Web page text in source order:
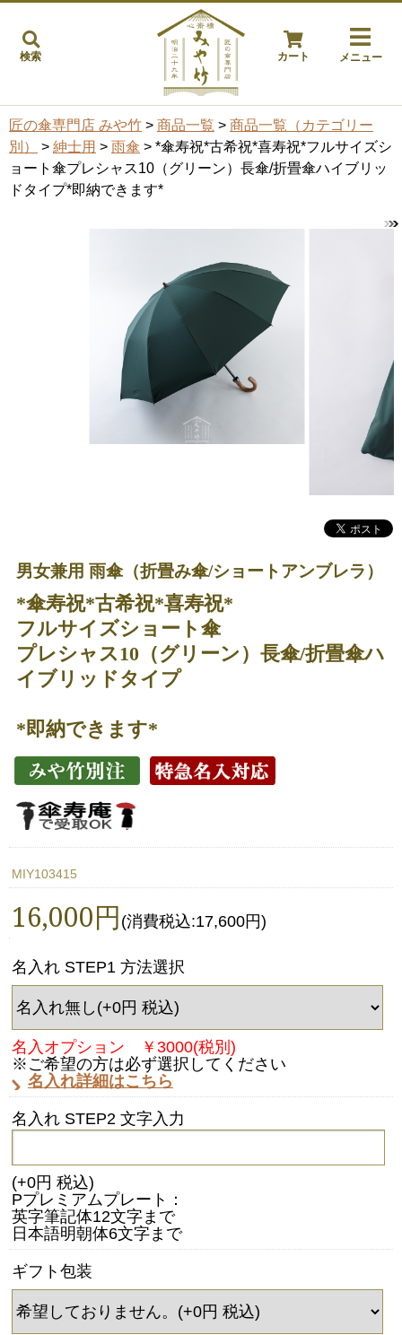
検索 カート メニュー
匠の傘専門店 みや竹 > 商品一覧 > 商品一覧（カテゴリー
別）
> 紳士用 > 雨傘 > *傘寿祝*古希祝*喜寿祝*フルサイズシ
ョート傘プレシャス10（グリーン）長傘/折畳傘ハイブリッ
ドタイプ*即納できます*
男女兼用 雨傘（折畳み傘/ショートアンブレラ）
*傘寿祝*古希祝*喜寿祝*
フルサイズショート傘
プレシャス10（グリーン）長傘/折畳傘ハ
イブリッドタイプ
*即納できます*
MIY103415
16,000円 (消費税込:17,600円)
名入れ STEP1 方法選択
名入オプション ￥3000(税別)
※ご希望の方は必ず選択してください
名入れ詳細はこちら
名入れ STEP2 文字入力
(+0円 税込)
Pプレミアムプレート：
英字筆記体12文字まで
日本語明朝体6文字まで
ギフト包装